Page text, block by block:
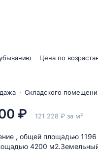
Цена по
Складского
₽ 121 228 ₽ за м²
, общей площадью
4200